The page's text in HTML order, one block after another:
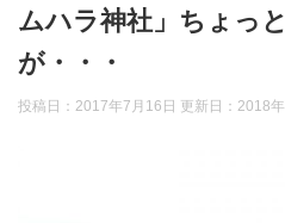
ムハラ神社」ちょっ
が・・・
投稿日：2017年7月16日 更新日： 2018